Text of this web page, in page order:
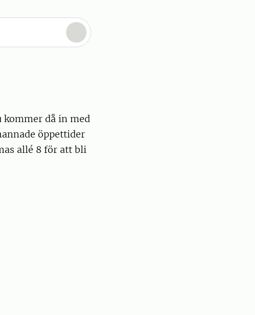
kommer då in med
öppettider
allé 8 för att bli